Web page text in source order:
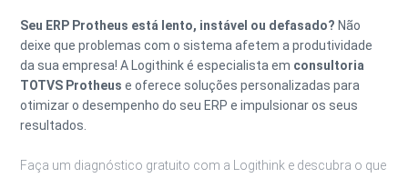
Seu ERP Protheus está lento, instável ou defasado? Não
deixe que problemas com o sistema afetem a produtividade
da sua empresa! A Logithink é especialista em consultoria
TOTVS Protheus e oferece soluções personalizadas para
otimizar o desempenho do seu ERP e impulsionar os seus
resultados.
Faça um diagnóstico gratuito com a Logithink e descubra o que